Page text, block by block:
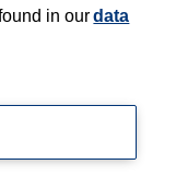
in ourdata